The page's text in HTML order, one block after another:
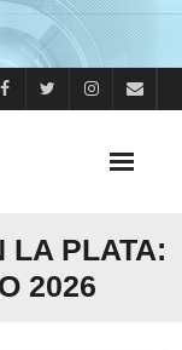
LA PLATA:
2026